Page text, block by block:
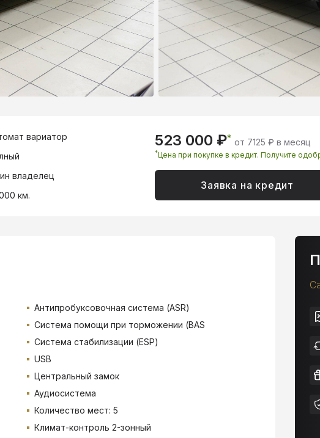
523 000 ₽* от 7125 ₽ в месяц
*Цена при покупке в кредит. Получите
Заявка на кредит
вариатор
владелец
км.
Антипробуксовочная система (ASR)
Система помощи при торможении (BAS
Система стабилизации (ESP)
USB
Центральный замок
Аудиосистема
Количество мест: 5
Климат-контроль 2-зонный